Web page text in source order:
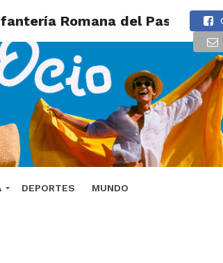
DEPORTES MUNDO
Romana del Paso